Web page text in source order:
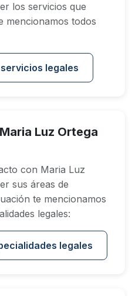
los servicios que
mencionamos todos
legales
Luz Ortega
con Maria Luz
sus áreas de
te mencionamos
legales:
legales